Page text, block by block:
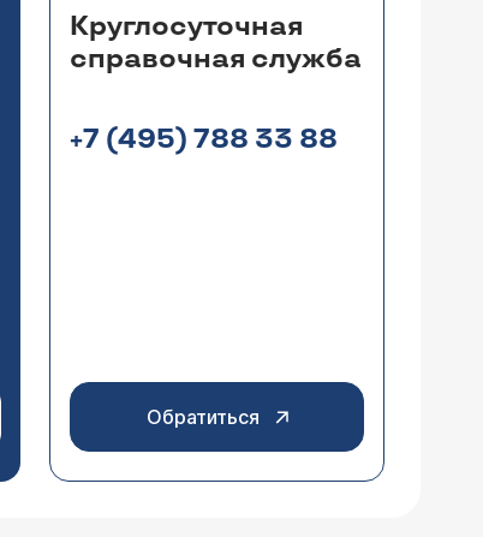
Круглосуточная
справочная служба
+7 (495) 788 33 88
Обратиться